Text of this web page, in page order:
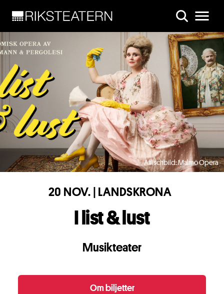
Affischbild: Malmö Opera
20 NOV. | LANDSKRONA
I list & lust
Musikteater
Om biljetter